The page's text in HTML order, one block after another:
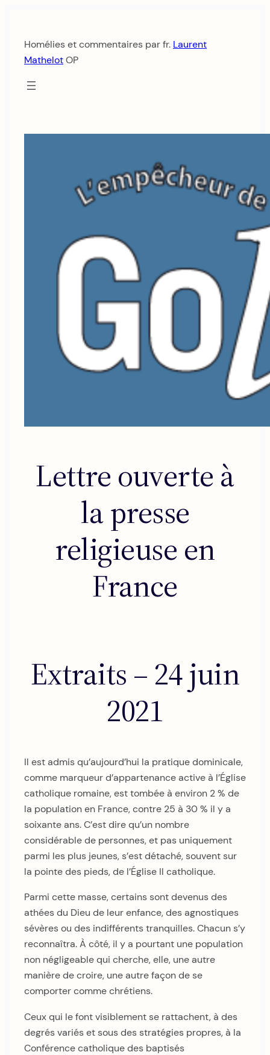
contenu
Homélies et commentaires par fr. Laurent
MathelotOP
Lettre ouverte à
la presse
religieuse en
France
Extraits – 24 juin
2021
Il est admis qu’aujourd’hui la pratique dominicale,
comme marqueur d’appartenance active à l’Église
catholique romaine, est tombée à environ 2 % de
la population en France, contre 25 à 30 % il y a
soixante ans. C’est dire qu’un nombre
considérable de personnes, et pas uniquement
parmi les plus jeunes, s’est détaché, souvent sur
la pointe des pieds, de l’Église Il catholique.
Parmi cette masse, certains sont devenus des
athées du Dieu de leur enfance, des agnostiques
sévères ou des indifférents tranquilles. Chacun s’y
reconnaîtra. À côté, il y a pourtant une population
non négligeable qui cherche, elle, une autre
manière de croire, une autre façon de se
comporter comme chrétiens.
Ceux qui le font visiblement se rattachent, à des
degrés variés et sous des stratégies propres, à la
Conférence catholique des baptisés